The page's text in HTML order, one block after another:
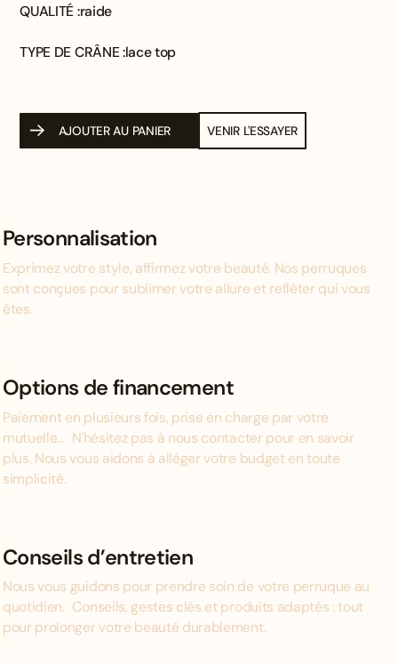
QUALITÉ :raide
TYPE DE CRÂNE :lace top
AJOUTER AU PANIER VENIR L'ESSAYER
Personnalisation
Exprimez votre style, affirmez votre beauté. Nos perruques
sont conçues pour sublimer votre allure et refléter qui vous
êtes.
Options de financement
Paiement en plusieurs fois, prise en charge par votre
mutuelle... N'hésitez pas à nous contacter pour en savoir
plus. Nous vous aidons à alléger votre budget en toute
simplicité.
Conseils d’entretien
Nous vous guidons pour prendre soin de votre perruque au
quotidien. Conseils, gestes clés et produits adaptés : tout
pour prolonger votre beauté durablement.